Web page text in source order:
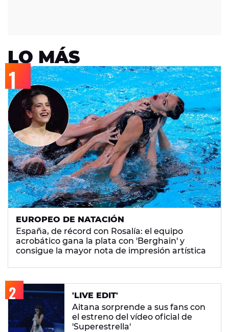
LO MÁS
EUROPEO DE NATACIÓN
España, de récord con Rosalía: el equipo
acrobático gana la plata con 'Berghain' y
consigue la mayor nota de impresión artística
'LIVE EDIT'
Aitana sorprende a sus fans con
el estreno del vídeo oficial de
'Superestrella'